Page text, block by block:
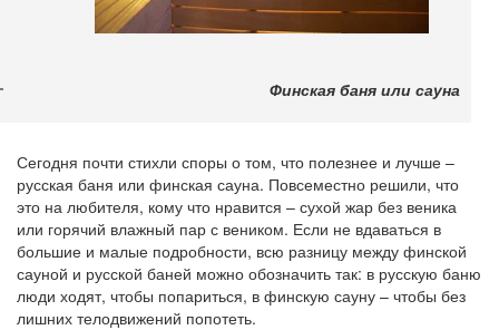
Финская баня или сауна
Сегодня почти стихли споры о том, что полезнее и лучше –
русская баня или финская сауна. Повсеместно решили, что
это на любителя, кому что нравится – сухой жар без веника
или горячий влажный пар с веником. Если не вдаваться в
большие и малые подробности, всю разницу между финской
сауной и русской баней можно обозначить так: в русскую баню
люди ходят, чтобы попариться, в финскую сауну – чтобы без
лишних телодвижений попотеть.